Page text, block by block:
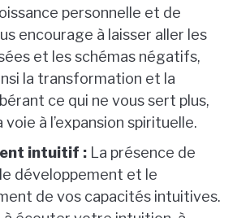
personnelle et de
encourage à laisser aller les
et les schémas négatifs,
la transformation et la
ce qui ne vous sert plus,
à l’expansion spirituelle.
intuitif : La présence de
développement et le
de vos capacités intuitives.